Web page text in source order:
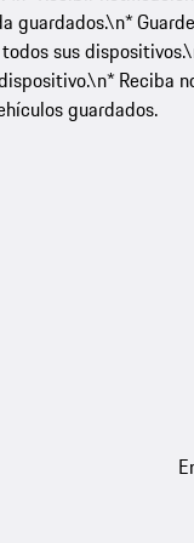
guardados.\n*
sus
Reciba
guardados.